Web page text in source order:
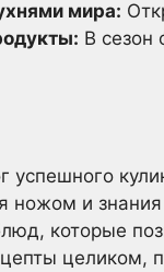
мира:
В сезон
успешного
ножом и
которые
целиком,